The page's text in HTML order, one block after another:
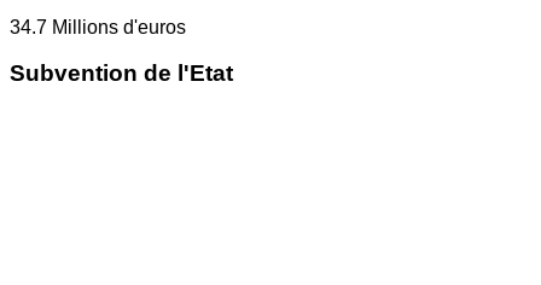
34.7 Millions d'euros
Subvention de l'Etat